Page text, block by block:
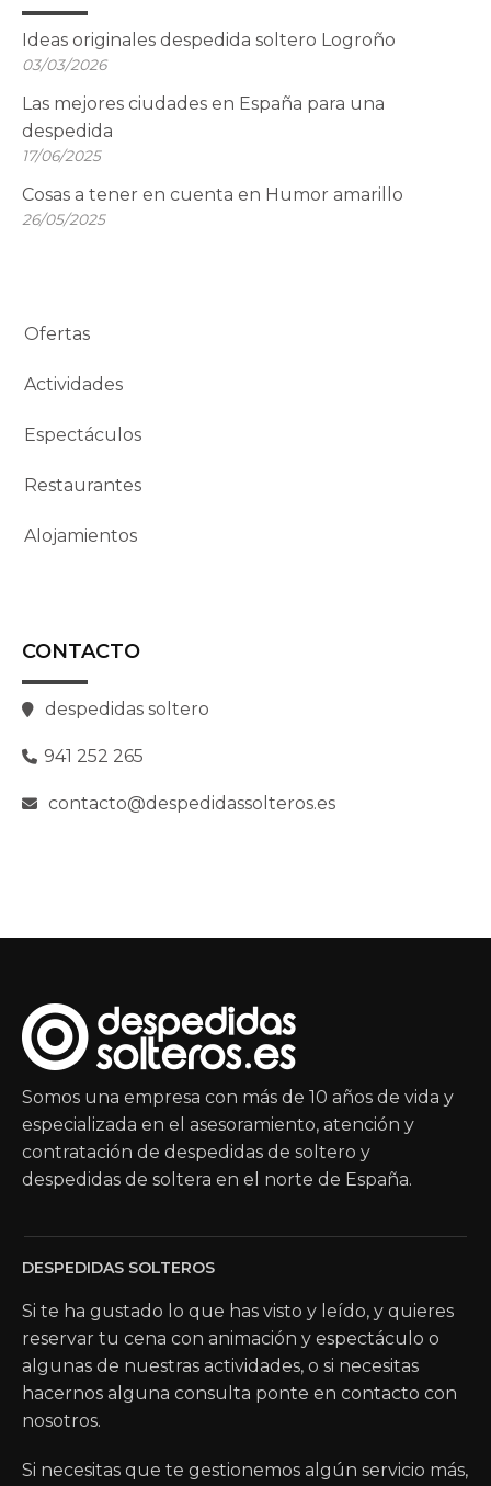
Ideas originales despedida soltero Logroño
03/03/2026
Las mejores ciudades en España para una
despedida
17/06/2025
Cosas a tener en cuenta en Humor amarillo
26/05/2025
Ofertas
Actividades
Espectáculos
Restaurantes
Alojamientos
CONTACTO
despedidas soltero
941 252 265
contacto@despedidassolteros.es
Somos una empresa con más de 10 años de vida y
especializada en el asesoramiento, atención y
contratación de despedidas de soltero y
despedidas de soltera en el norte de España.
DESPEDIDAS SOLTEROS
Si te ha gustado lo que has visto y leído, y quieres
reservar tu cena con animación y espectáculo o
algunas de nuestras actividades, o si necesitas
hacernos alguna consulta ponte en contacto con
nosotros.
Si necesitas que te gestionemos algún servicio más,